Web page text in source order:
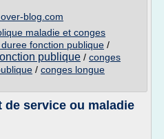
blog.com
maladie et conges
fonction publique /
publique / conges
/ conges longue
service ou maladie